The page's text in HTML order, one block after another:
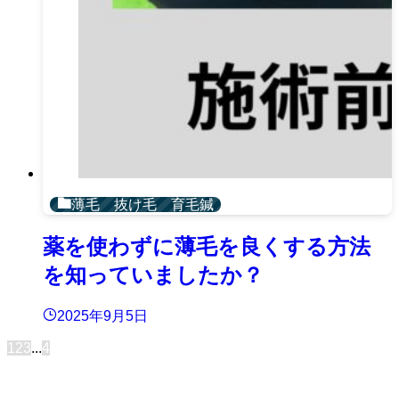
薄毛 抜け毛 育毛鍼
薬を使わずに薄毛を良くする方法
を知っていましたか？
2025年9月5日
1 23...4